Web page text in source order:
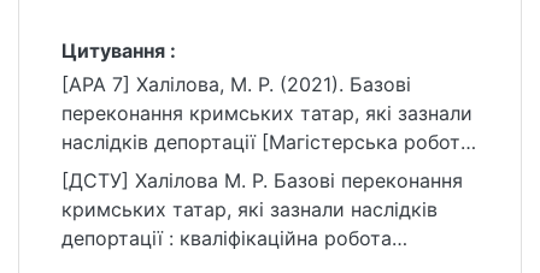
Цитування :
[APA 7] Халілова, М. Р. (2021). Базові
переконання кримських татар, які зазнали
наслідків депортації [Магістерська робота,
Київський національний університет імені
Тараса Шевченка]. eKNUTSHIR.
https://ir.library.knu.ua/handle/123456789/22
[ДСТУ] Халілова М. Р. Базові переконання
кримських татар, які зазнали наслідків
депортації : кваліфікаційна робота